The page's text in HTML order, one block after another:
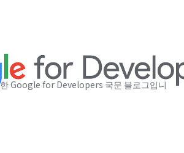
Google for Developers 국문 블로그입니